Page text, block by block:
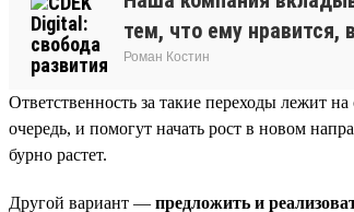
тем, что ему нравится,
Роман Костин
Ответственность за такие переходы лежит
очередь, и помогут начать рост в новом
бурно растет.
Другой вариант — предложить и